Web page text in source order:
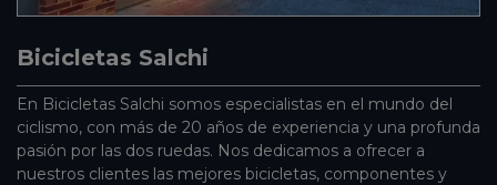
Bicicletas Salchi
En Bicicletas Salchi somos especialistas en el mundo del
ciclismo, con más de 20 años de experiencia y una profunda
pasión por las dos ruedas. Nos dedicamos a ofrecer a
nuestros clientes las mejores bicicletas, componentes y